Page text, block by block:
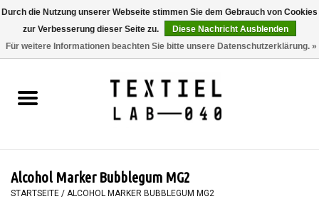
0 Artikel - €0,00
BÜCHER
MALEN
Alcohol Marker Bubblegum MG2
STARTSEITE / ALCOHOL MARKER BUBBLEGUM MG2
Durch die Nutzung unserer Webseite stimmen Sie dem Gebrauch von Cookies
zur Verbesserung dieser Seite zu.
Diese Nachricht Ausblenden
Für weitere Informationen beachten Sie bitte unsere Datenschutzerklärung. »